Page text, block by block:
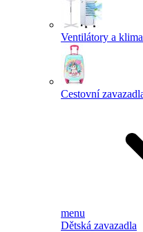
Ventilátory a
Cestovní
menu
Dětská zavazadla